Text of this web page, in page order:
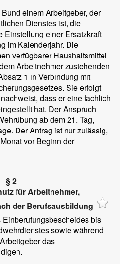
einem Arbeitgeber, der
Dienstes ist, die
Einstellung einer Ersatzkraft
im Kalenderjahr. Die
verfügbarer Haushaltsmittel
Arbeitnehmer zustehenden
1 in Verbindung mit
Sie erfolgt
dass er eine fachlich
hat. Der Anspruch
ab dem 21. Tag,
Der Antrag ist nur zulässig,
vor Beginn der
§ 2
für Arbeitnehmer,
der Berufsausbildung
bis
sowie während
das